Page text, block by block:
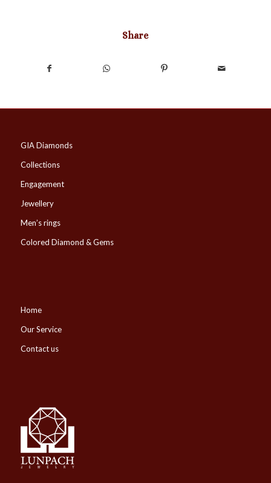
Share
GIA Diamonds
Collections
Engagement
Jewellery
Men’s rings
Colored Diamond & Gems
Home
Our Service
Contact us